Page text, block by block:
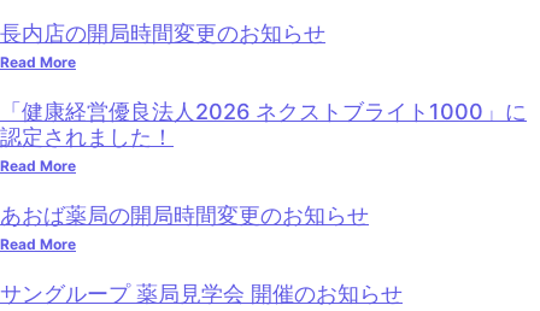
長内店の開局時間変更のお知らせ
Read More
「健康経営優良法人2026 ネクストブライト1000」に
認定されました！
Read More
あおば薬局の開局時間変更のお知らせ
Read More
サングループ 薬局見学会 開催のお知らせ